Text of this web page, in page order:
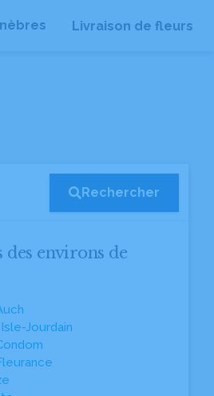
Livraison de fleurs
Rechercher
des environs de
Jourdain